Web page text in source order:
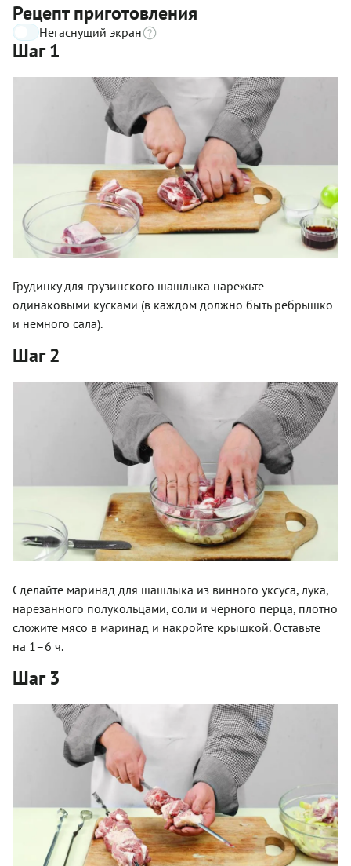
Рецепт приготовления
Негаснущий экран
Шаг 1
Грудинку для грузинского шашлыка нарежьте
одинаковыми кусками (в каждом должно быть ребрышко
и немного сала).
Шаг 2
Сделайте маринад для шашлыка из винного уксуса, лука,
нарезанного полукольцами, соли и черного перца, плотно
сложите мясо в маринад и накройте крышкой. Оставьте
на 1–6 ч.
Шаг 3